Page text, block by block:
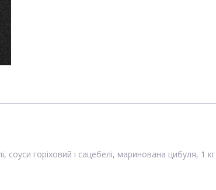
горіховий і сацебелі, маринована цибуля, 1 кг